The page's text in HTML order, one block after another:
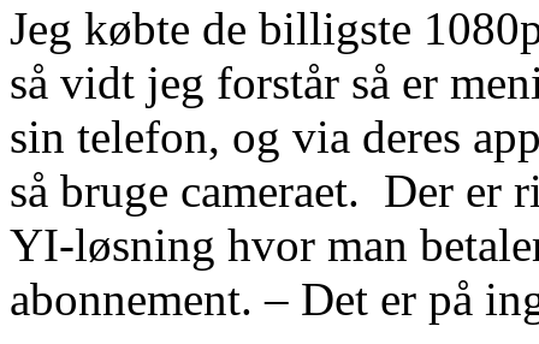
Jeg købte de billigste
så vidt jeg forstår så er
sin telefon, og via deres
så bruge cameraet. Der er
YI-løsning hvor man
abonnement. – Det er på